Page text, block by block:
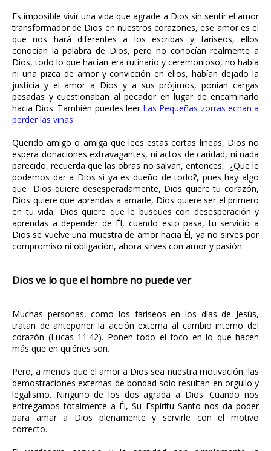
Es imposible vivir una vida que agrade a Dios sin sentir el amor
transformador de Dios en nuestros corazones, ese amor es el
que nos hará diferentes a los escribas y fariseos, ellos
conocían la palabra de Dios, pero no conocían realmente a
Dios, todo lo que hacían era rutinario y ceremonioso, no había
ni una pizca de amor y convicción en ellos, habían dejado la
justicia y el amor a Dios y a sus prójimos, ponían cargas
pesadas y cuestionaban al pecador en lugar de encaminarlo
hacia Dios. También puedes leer Las Pequeñas zorras echan a
perder las viñas
Querido amigo o amiga que lees estas cortas lineas, Dios no
espera donaciones extravagantes, ni actos de caridad, ni nada
parecido, recuerda que las obras no salvan, entonces, ¿Que le
podemos dar a Dios si ya es dueño de todo?, pues hay algo
que Dios quiere desesperadamente, Dios quiere tu corazón,
Dios quiere que aprendas a amarle, Dios quiere ser el primero
en tu vida, Dios quiere que le busques con desesperación y
aprendas a depender de Él, cuando esto pasa, tu servicio a
Dios se vuelve una muestra de amor hacia Él, ya no sirves por
compromiso ni obligación, ahora sirves con amor y pasión.
Dios ve lo que el hombre no puede ver
Muchas personas, como los fariseos en los días de Jesús,
tratan de anteponer la acción externa al cambio interno del
corazón (Lucas 11:42). Ponen todo el foco en lo que hacen
más que en quiénes son.
Pero, a menos que el amor a Dios sea nuestra motivación, las
demostraciones externas de bondad sólo resultan en orgullo y
legalismo. Ninguno de los dos agrada a Dios. Cuando nos
entregamos totalmente a Él, Su Espíritu Santo nos da poder
para amar a Dios plenamente y servirle con el motivo
correcto.